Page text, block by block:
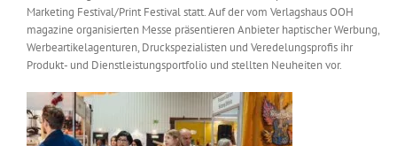
Messen & Events
Unternehmen
Interviews
Marketing Festival/Print Festival statt. Auf der vom Verlagshaus OOH
magazine organisierten Messe präsentieren Anbieter haptischer Werbung,
Werbeartikelagenturen, Druckspezialisten und Veredelungsprofis ihr
Produkt- und Dienstleistungsportfolio und stellten Neuheiten vor.